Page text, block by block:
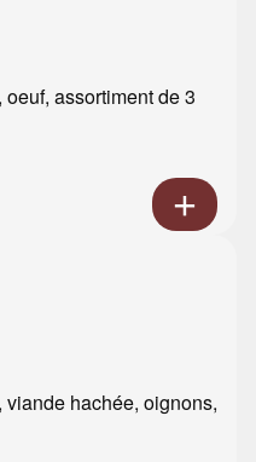
assortiment de 3
hachée, oignons,